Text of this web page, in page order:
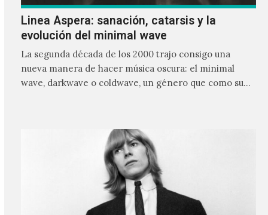
Linea Aspera: sanación, catarsis y la
evolución del minimal wave
La segunda década de los 2000 trajo consigo una
nueva manera de hacer música oscura: el minimal
wave, darkwave o coldwave, un género que como su